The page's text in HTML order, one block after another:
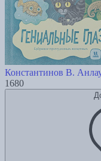
Константинов В.
1680